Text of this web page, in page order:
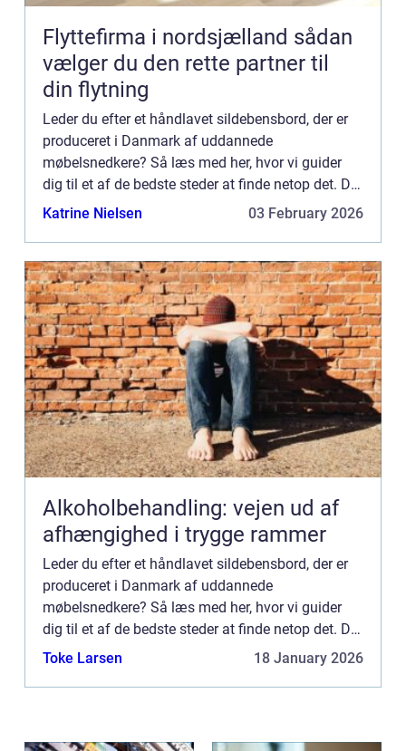
Flyttefirma i nordsjælland sådan
vælger du den rette partner til
din flytning
Leder du efter et håndlavet sildebensbord, der er
produceret i Danmark af uddannede
møbelsnedkere? Så læs med her, hvor vi guider
dig til et af de bedste steder at finde netop det. Det
er aldrig helt let at finde ud af, hvor ...
Katrine Nielsen 03 February 2026
Alkoholbehandling: vejen ud af
afhængighed i trygge rammer
Leder du efter et håndlavet sildebensbord, der er
produceret i Danmark af uddannede
møbelsnedkere? Så læs med her, hvor vi guider
dig til et af de bedste steder at finde netop det. Det
er aldrig helt let at finde ud af, hvor ...
Toke Larsen 18 January 2026